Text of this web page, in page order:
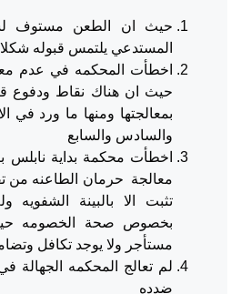
حيث ان الطعن مستوف
المستدعي يلتمس قبوله شكلا
اخطأت المحكمه في عدم
حيث ان هناك نقاط ودفوع
بمعالجتها ومنها ما ورد في
والسادس والسابع
اخطأت محكمة بداية نابلس
معالجة حرمان الطاعنه من
تثبت الا بالبينة الشفويه
بخصوص صحة الخصومه
مستأجر ولا يوجد تكافل
لم تعالج المحكمه الجهالة
ضدده